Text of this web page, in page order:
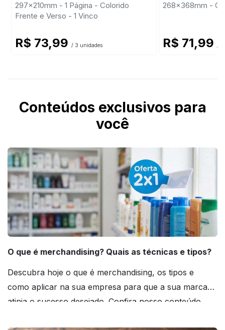
297x210mm - 1 Página - Colorido
Frente e Verso - 1 Vinco
R$ 73,99 / 3 unidades
268x368mm -
R$ 71,99 /
Conteúdos exclusivos para
você
O que é merchandising? Quais as técnicas e tipos?
Descubra hoje o que é merchandising, os tipos e
como aplicar na sua empresa para que a sua marca
atinja o sucesso desejado. Confira nosso conteúdo